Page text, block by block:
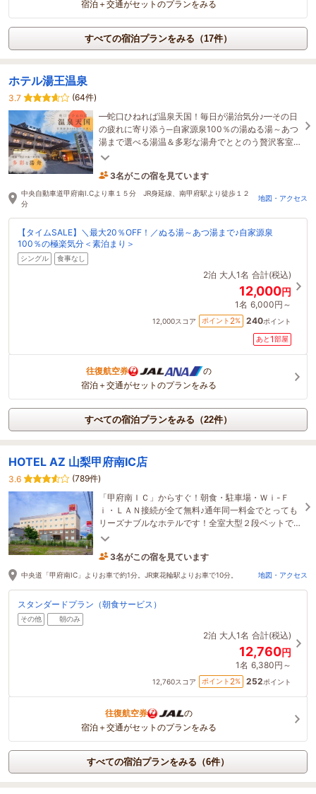
宿泊＋交通がセットのプランをみる
すべての宿泊プランをみる（17件）
ホテル湯王温泉
3.7
(64件)
━蛇口ひねれば温泉天国！毎日が湯治気分♪━その日
の疲れに寄り添う─自家源泉100％の湯ぬる湯～あつ
湯まで選べる湯温＆多彩な湯舟でととのう贅沢客室
バスや洗面全て天然温泉4t車未満無料駐車OK！
3名がこの宿を見ています
2時間前に予約されました
中央自動車道甲府南I.Cより車１５分 JR身延線、南甲府駅より徒歩１２
分
地図・アクセス
【タイムSALE】＼最大20％OFF！／ぬる湯～あつ湯まで♪自家源泉
100％の極楽気分＜素泊まり＞
シングル 食事なし
2泊 大人1名 合計(税込)
12,000円
1名 6,000円～
12,000スコア ポイント 2% 240ポイント
あと1部屋
往復航空券
の
宿泊＋交通がセットのプランをみる
すべての宿泊プランをみる（22件）
HOTEL AZ 山梨甲府南IC店
3.6
(789件)
「甲府南ＩＣ」からすぐ！朝食・駐車場・Ｗｉ-Ｆ
ｉ・ＬＡＮ接続が全て無料♪通年同一料金でとっても
リーズナブルなホテルです！全室大型２段ベットで
ご家族旅行やビジネスにも♪100円ショップ併設で便
3名がこの宿を見ています
31分前に予約されました
中央道「甲府南IC」よりお車で約1分。JR東花輪駅よりお車で10分。 地図・アクセス
スタンダードプラン（朝食サービス）
その他 朝のみ
2泊 大人1名 合計(税込)
12,760円
1名 6,380円～
12,760スコア ポイント 2% 252ポイント
往復航空券
の
宿泊＋交通がセットのプランをみる
すべての宿泊プランをみる（6件）